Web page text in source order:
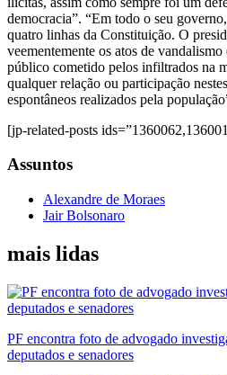
democracia”. “Em todo o seu
quatro linhas da Constituição. O
veementemente os atos de
público cometido pelos infiltrados na
qualquer relação ou participação
espontâneos realizados pela
[jp-related-posts
Assuntos
Alexandre de Moraes
Jair Bolsonaro
mais lidas
PF encontra foto de advogado
deputados e senadores